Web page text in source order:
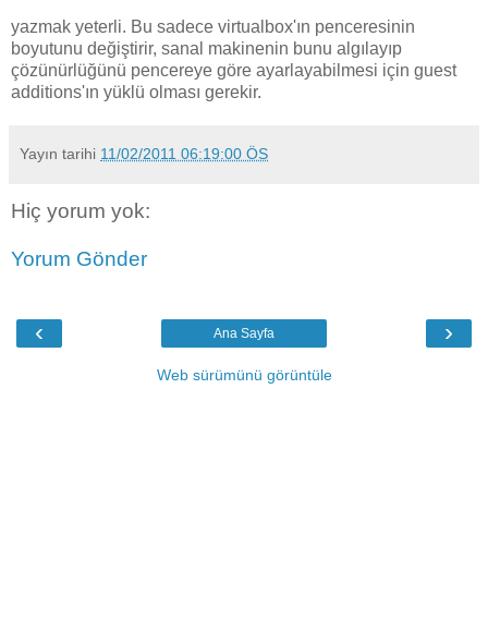
yazmak yeterli. Bu sadece virtualbox'ın penceresinin
boyutunu değiştirir, sanal makinenin bunu algılayıp
çözünürlüğünü pencereye göre ayarlayabilmesi için guest
additions'ın yüklü olması gerekir.
Yayın tarihi 11/02/2011 06:19:00 ÖS
Hiç yorum yok:
Yorum Gönder
‹ ›
Ana Sayfa
Web sürümünü görüntüle